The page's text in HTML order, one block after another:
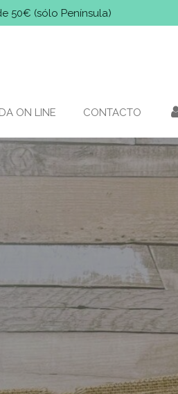
50€ (sólo Península)
ON LINE CONTACTO